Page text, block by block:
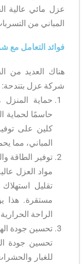
عزل مائي عالية
المباني من
فوائد التعامل مع
هناك العديد من
شركة عزل بتندحة:
حماية المنزل
حاسمًا لحماية
كلين على
المباني، مما
توفير الطاقة
مواد العزل
تقليل
مستقرة. هذا
الراحة
تحسين جودة
تحسين جودة
للغبار